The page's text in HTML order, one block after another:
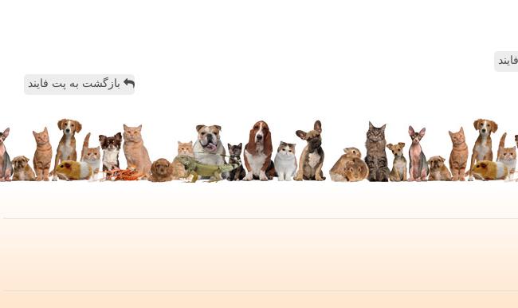
بازگشت به پت فایند